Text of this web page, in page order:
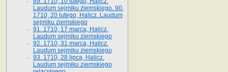
Laudum sejmiku ziemskiego. 90.
1710, 20 lutego, Halicz. Laudum
sejmiku ziemskiego
91. 1710, 17 marca, Halicz.
Laudum sejmiku ziemskiego
92. 1710, 31 marca, Halicz.
Laudum sejmiku ziemskiego
93. 1710, 28 lipca, Halicz.
Laudum sejmiku ziemskiego